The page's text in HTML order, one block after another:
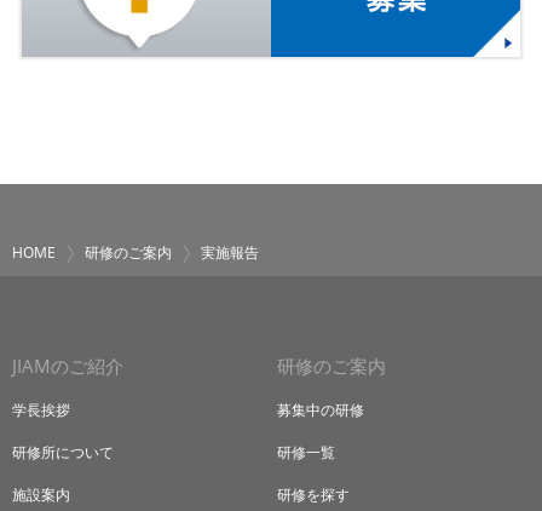
HOME 研修のご案内 実施報告
JIAMのご紹介
学長挨拶
研修所について
施設案内
研修のご案内
募集中の研修
研修一覧
研修を探す